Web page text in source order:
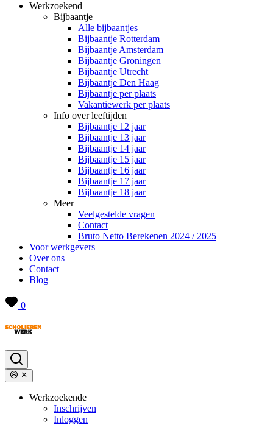
Werkzoekend
Bijbaantje
Alle bijbaantjes
Bijbaantje Rotterdam
Bijbaantje Amsterdam
Bijbaantje Groningen
Bijbaantje Utrecht
Bijbaantje Den Haag
Bijbaantje per plaats
Vakantiewerk per plaats
Info over leeftijden
Bijbaantje 12 jaar
Bijbaantje 13 jaar
Bijbaantje 14 jaar
Bijbaantje 15 jaar
Bijbaantje 16 jaar
Bijbaantje 17 jaar
Bijbaantje 18 jaar
Meer
Veelgestelde vragen
Contact
Bruto Netto Berekenen 2024 / 2025
Voor werkgevers
Over ons
Contact
Blog
0
Werkzoekende
Inschrijven
Inloggen